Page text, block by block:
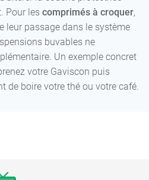
Pour les comprimés à croquer,
leur passage dans le système
buvables ne
Un exemple concret
votre Gaviscon puis
de boire votre thé ou votre café.